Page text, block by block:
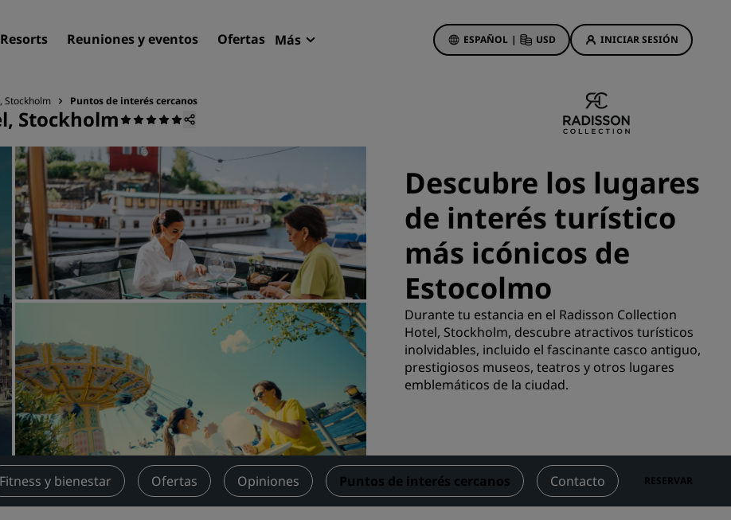
Resorts Reuniones y eventos Ofertas Más ESPAÑOL | USD INICIAR SESIÓN
Destinos
Resorts
Apartahoteles
Hoteles en el aeropuerto
Hoteles nuevos y de próxima
apertura
Reuniones y eventos
Descubre Radisson Meetings
Reserva un espacio de reuniones
Solicita un presupuesto
Destinos para eventos
Soluciones sectoriales
Buscar vuelos
Ofertas de hotel
A la primera va la vencida
Ofertas especiales
Reservar con antelación
Consultar nuestros paquetes
Ideas de viaje
Hoteles para familias
Rad Pets
Espacios para celebración de
deportivos
Viajeros de negocios
Hoteles en el centro de la ciudad
Stockholm Puntos de interés cercanos
Stockholm
Descubre los lugares
de interés turístico
más icónicos de
Estocolmo
Durante tu estancia en el Radisson Collection
Hotel, Stockholm, descubre atractivos turísticos
inolvidables, incluido el fascinante casco antiguo,
prestigiosos museos, teatros y otros lugares
emblemáticos de la ciudad.
Fitness y bienestar Ofertas Opiniones Puntos de interés cercanos Contacto RESERVAR